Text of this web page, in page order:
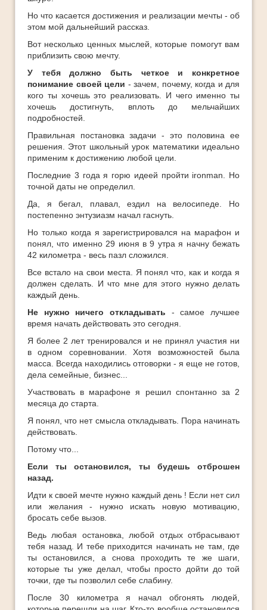
Но что касается достижения и реализации мечты - об
этом мой дальнейший рассказ.
Вот несколько ценных мыслей, которые помогут вам
приблизить свою мечту.
У тебя должно быть четкое и конкретное
понимание своей цели - зачем, почему, когда и для
кого ты хочешь это реализовать. И чего именно ты
хочешь достигнуть, вплоть до мельчайших
подробностей.
Правильная постановка задачи - это половина ее
решения. Этот школьный урок математики идеально
применим к достижению любой цели.
Последние 3 года я горю идеей пройти ironman. Но
точной даты не определил.
Да, я бегал, плавал, ездил на велосипеде. Но
постепенно энтузиазм начал гаснуть.
Но только когда я зарегистрировался на марафон и
понял, что именно 29 июня в 9 утра я начну бежать
42 километра - весь пазл сложился.
Все встало на свои места. Я понял что, как и когда я
должен сделать. И что мне для этого нужно делать
каждый день.
Не нужно ничего откладывать - самое лучшее
время начать действовать это сегодня.
Я более 2 лет тренировался и не принял участия ни
в одном соревновании. Хотя возможностей была
масса. Всегда находились отговорки - я еще не готов,
дела семейные, бизнес...
Участвовать в марафоне я решил спонтанно за 2
месяца до старта.
Я понял, что нет смысла откладывать. Пора начинать
действовать.
Потому что...
Если ты остановился, ты будешь отброшен
назад.
Идти к своей мечте нужно каждый день ! Если нет сил
или желания - нужно искать новую мотивацию,
бросать себе вызов.
Ведь любая остановка, любой отдых отбрасывают
тебя назад. И тебе приходится начинать не там, где
ты остановился, а снова проходить те же шаги,
которые ты уже делал, чтобы просто дойти до той
точки, где ты позволил себе слабину.
После 30 километра я начал обгонять людей,